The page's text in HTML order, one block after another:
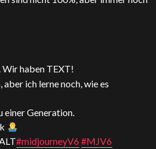
Wir haben TEXT!
aber ich lerne noch, wie es
einer Generation.
#midjourneyV6#MJV6